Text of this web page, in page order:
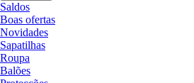
Saldos
Boas ofertas
Novidades
Sapatilhas
Roupa
Balões